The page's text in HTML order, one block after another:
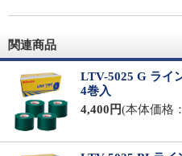
関連商品
LTV-5025 G ライ
4巻入
4,400円(本体価格